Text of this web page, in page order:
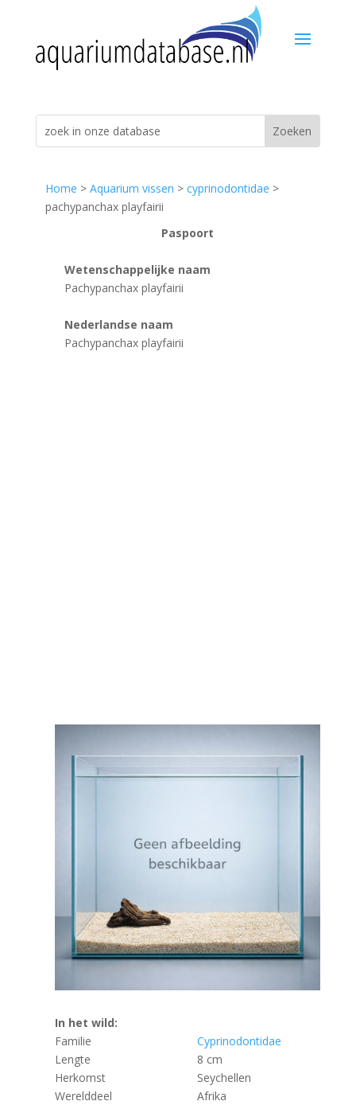
Home > Aquarium vissen > cyprinodontidae >
pachypanchax playfairii
Paspoort
Wetenschappelijke naam
Pachypanchax playfairii
Nederlandse naam
Pachypanchax playfairii
In het wild:
Familie
Cyprinodontidae
Lengte
8 cm
Herkomst
Seychellen
Werelddeel
Afrika